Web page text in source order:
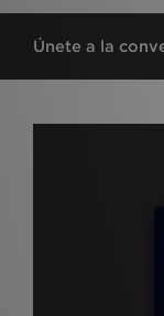
Únete a la